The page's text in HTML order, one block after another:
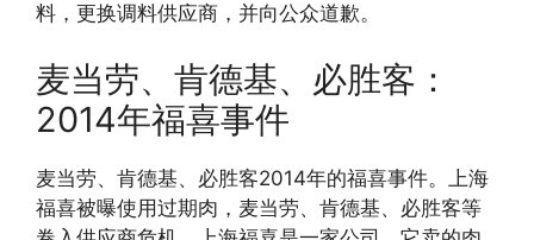
料，更换调料供应商，并向公众道歉。
麦当劳、肯德基、必胜客：
2014年福喜事件
麦当劳、肯德基、必胜客2014年的福喜事件。上海
福喜被曝使用过期肉，麦当劳、肯德基、必胜客等